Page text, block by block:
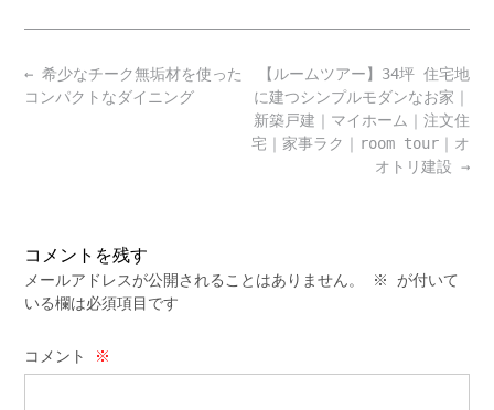
Post
navigation
【ルームツアー】34坪 住宅地
に建つシンプルモダンなお家｜
新築戸建｜マイホーム｜注文住
宅｜家事ラク｜room tour｜オ
オトリ建設 →
← 希少なチーク無垢材を使った
コンパクトなダイニング
コメントを残す
メールアドレスが公開されることはありません。 ※
が付いて
いる欄は必須項目です
コメント ※